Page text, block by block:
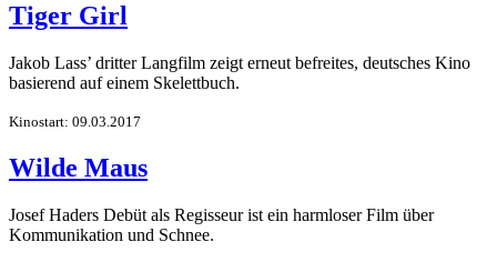
Tiger Girl
Jakob Lass’ dritter Langfilm zeigt erneut befreites, deutsches Kino
basierend auf einem Skelettbuch.
Kinostart: 09.03.2017
Wilde Maus
Josef Haders Debüt als Regisseur ist ein harmloser Film über
Kommunikation und Schnee.